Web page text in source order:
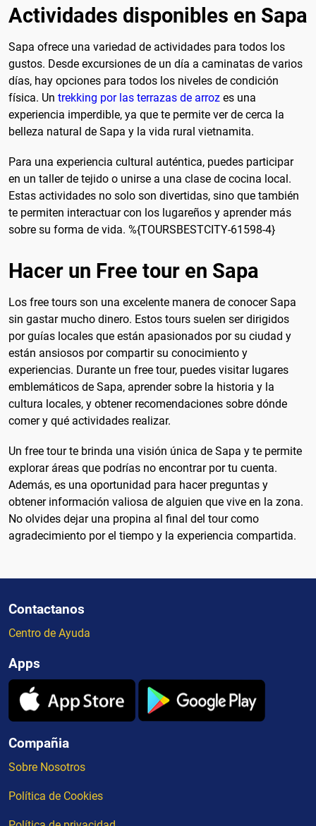
Actividades disponibles en Sapa
Sapa ofrece una variedad de actividades para todos los
gustos. Desde excursiones de un día a caminatas de varios
días, hay opciones para todos los niveles de condición
física. Un trekking por las terrazas de arroz es una
experiencia imperdible, ya que te permite ver de cerca la
belleza natural de Sapa y la vida rural vietnamita.
Para una experiencia cultural auténtica, puedes participar
en un taller de tejido o unirse a una clase de cocina local.
Estas actividades no solo son divertidas, sino que también
te permiten interactuar con los lugareños y aprender más
sobre su forma de vida. %{TOURSBESTCITY-61598-4}
Hacer un Free tour en Sapa
Los free tours son una excelente manera de conocer Sapa
sin gastar mucho dinero. Estos tours suelen ser dirigidos
por guías locales que están apasionados por su ciudad y
están ansiosos por compartir su conocimiento y
experiencias. Durante un free tour, puedes visitar lugares
emblemáticos de Sapa, aprender sobre la historia y la
cultura locales, y obtener recomendaciones sobre dónde
comer y qué actividades realizar.
Un free tour te brinda una visión única de Sapa y te permite
explorar áreas que podrías no encontrar por tu cuenta.
Además, es una oportunidad para hacer preguntas y
obtener información valiosa de alguien que vive en la zona.
No olvides dejar una propina al final del tour como
agradecimiento por el tiempo y la experiencia compartida.
Contactanos
Centro de Ayuda
Apps
Compañia
Sobre Nosotros
Política de Cookies